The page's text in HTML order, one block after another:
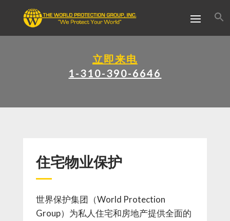
立即来电
1-310-390-6646
住宅物业保护
世界保护集团（World Protection
Group）为私人住宅和房地产提供全面的